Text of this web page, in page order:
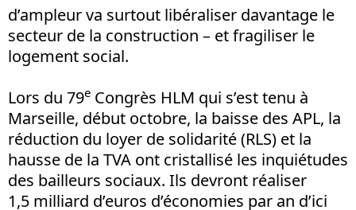
d’ampleur va surtout libéraliser davantage le
secteur de la construction – et fragiliser le
logement social.
Lors du 79e Congrès HLM qui s’est tenu à
Marseille, début octobre, la baisse des APL, la
réduction du loyer de solidarité (RLS) et la
hausse de la TVA ont cristallisé les inquiétudes
des bailleurs sociaux. Ils devront réaliser
1,5 milliard d’euros d’économies par an d’ici